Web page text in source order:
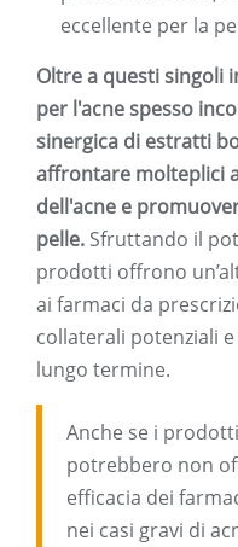
eccellente per la
Oltre a questi singoli
per l'acne spesso
sinergica di estratti
affrontare molteplici
dell'acne e
pelle. Sfruttando il
prodotti offrono
ai farmaci da
collaterali potenziali
lungo termine.
Anche se i
potrebbero non
efficacia dei
nei casi gravi di